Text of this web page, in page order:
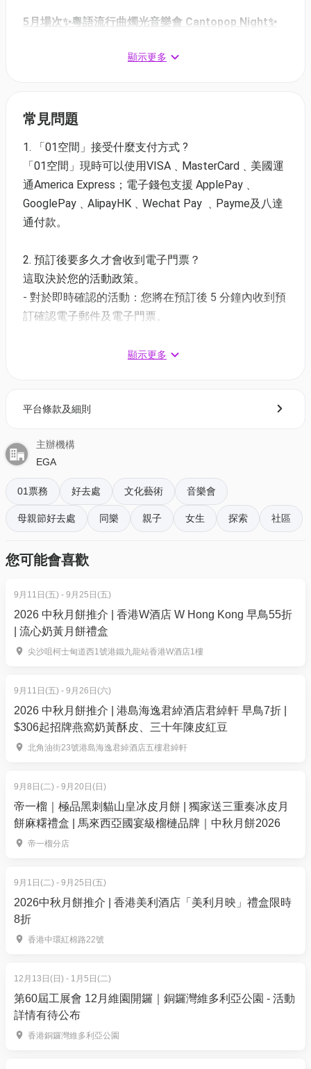
5月場次✨粵語流行曲燭光音樂會 Cantopop Night✨
時間：18:30, 20:30（每節時長60分鐘）
票類
單人門票（大小同價）：$350
PlayList(Playlist order and songs are subject to
final confirmation.)
月半小夜曲 - 李克勤 | The Crescent Moon - Hacken
當年情 - 張國榮 | Past Love - Leslie Cheung
K歌之王 - 陳奕迅 | King of Karaoke - Eason Chan
睡公主 - G.E.M. | Sleeping Beauty - G.E.M.
女神 - 鄭欣宜 | Goddess - Joyce Cheng
反對無效 - 張天賦 | Overruled - MC Cheung
李香蘭 - 張學友 | Li Xiang Lan - Jacky Cheung
有心人 - 張國榮 | Someone with a Heart - Leslie
Cheung
追 - 張國榮 | Chase - Leslie Cheung
歲月如歌 - 陳奕迅 | Years Like Song - Eason Chan
觀演重要須知：
❗ 入場時間：開演前 40 分鐘。
止進入。遲到者將不獲准入場。遲到的客人可以安排
改期至其他場次（根據公司政策，不設退款）。
❗ 座位安排：按到達先後順序入座。
❗ 保持安靜：請保持低聲說話，以維持現場環境氣氛。
顯示更多
常見問題
1. 「01空間」接受什麼支付方式 ?
「01空間」現時可以使用VISA﹑MasterCard﹑美國運
通America Express；電子錢包支援 ApplePay﹑
GooglePay﹑AlipayHK﹑Wechat Pay ﹑Payme及八達
通付款。
2. 預訂後要多久才會收到電子門票？
這取決於您的活動政策。
- 對於即時確認的活動：您將在預訂後 5 分鐘內收到預
訂確認電子郵件及電子門票。
1 - 3 個工作天內發送到您所登記的電郵地址。
- 會員可以下載《香港01》流動應用程式(APP) ，並以
按「門票」> 點擊相關活動電子門票；
- 透過訂單電郵內按「查看電子票」連結; 部份活動設
有電子門票附件(PDF)。
4. 我預訂了活動，但還沒收到確認電郵，該怎樣辦？
01space@hk01.com 與我們聯絡。
5. 下單後，我可以修改訂單或申請退款嗎？
訂單確認後，不設修改及退款，如需更多協助，請電
郵到 01space@hk01.com。
於「01空間」購票，每消費$1即可賺取1「01積
分」。揀啱心水活動，以100分扣減$1購買門票。玩完
再賺，賺完再買、再食、再玩！
顯示更多
平台條款及細則
主辦機構
EGA
01票務 好去處 文化藝術 音樂會
母親節好去處 同樂 親子 女生 探索 社區
您可能會喜歡
9月11日(五) - 9月25日(五)
2026 中秋月餅推介 | 香港W酒店 W Hong Kong 早鳥55折
| 流心奶黃月餅禮盒
尖沙咀柯士甸道西1號港鐵九龍站香港W酒店1樓
9月11日(五) - 9月26日(六)
2026 中秋月餅推介 | 港島海逸君綽酒店君綽軒 早鳥7折 |
$306起招牌燕窩奶黃酥皮、三十年陳皮紅豆
北角油街23號港島海逸君綽酒店五樓君綽軒
9月8日(二) - 9月20日(日)
帝一榴｜極品黑刺貓山皇冰皮月餅 | 獨家送三重奏冰皮月
餅麻糬禮盒 | 馬來西亞國宴級榴槤品牌｜中秋月餅2026
帝一榴分店
9月1日(二) - 9月25日(五)
2026中秋月餅推介 | 香港美利酒店「美利月映」禮盒限時
8折
香港中環紅棉路22號
12月13日(日) - 1月5日(二)
第60屆工展會 12月維園開鑼｜銅鑼灣維多利亞公園 - 活動
詳情有待公布
香港銅鑼灣維多利亞公園